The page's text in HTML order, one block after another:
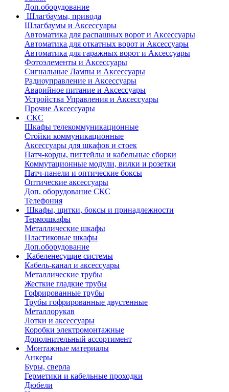
Доп.оборудование
Шлагбаумы, привода
Шлагбаумы и Аксессуары
Автоматика для распашных ворот и Аксессуары
Автоматика для откатных ворот и Аксессуары
Автоматика для гаражных ворот и Аксессуары
Фотоэлементы и Аксессуары
Сигнальные Лампы и Аксессуары
Радиоуправление и Аксессуары
Аварийное питание и Аксессуары
Устройства Управления и Аксессуары
Прочие Аксессуары
СКС
Шкафы телекоммуникационные
Стойки коммуникационные
Аксессуары для шкафов и стоек
Патч-корды, пигтейлы и кабельные сборки
Коммутационные модули, вилки и розетки
Патч-панели и оптические боксы
Оптические аксессуары
Доп. оборудование СКС
Телефония
Шкафы, щитки, боксы и принадлежности
Термошкафы
Металлические шкафы
Пластиковые шкафы
Доп.оборудование
Кабеленесущие системы
Кабель-канал и аксессуары
Металлические трубы
Жесткие гладкие трубы
Гофрированные трубы
Трубы гофрированные двустенные
Металлорукав
Лотки и аксессуары
Коробки электромонтажные
Дополнительный ассортимент
Монтажные материалы
Анкеры
Буры, сверла
Герметики и кабельные проходки
Дюбели